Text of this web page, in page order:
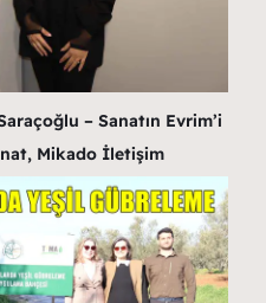
– Sanatın Evrim’i
Mikado İletişim